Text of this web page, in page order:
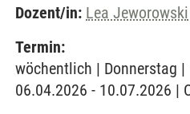
Dozent/in: Lea Jeworowski
Termin:
wöchentlich | Donnerstag |
06.04.2026 - 10.07.2026 |